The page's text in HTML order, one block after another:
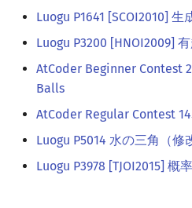
Luogu P1641 [SCOI2010] 生
Luogu P3200 [HNOI2009]
AtCoder Beginner Contest
Balls
AtCoder Regular Contest
Luogu P5014 水の三角（修
Luogu P3978 [TJOI2015] 概